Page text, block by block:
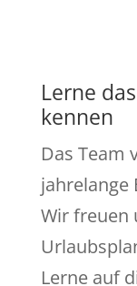
Lerne
kennen
Das Team
jahrelange
Wir freuen
Lerne auf